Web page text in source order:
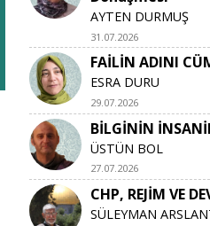
AYTEN DURMUŞ
31.07.2026
FAİLİN ADINI
ESRA DURU
29.07.2026
BİLGİNİN
ÜSTÜN BOL
27.07.2026
CHP, REJİM VE
SÜLEYMAN